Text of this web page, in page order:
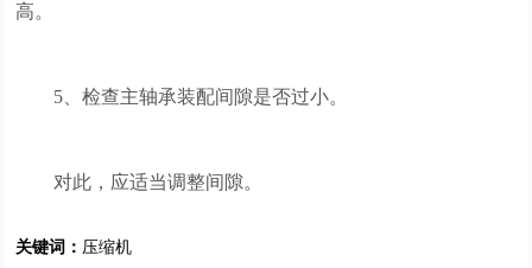
高。
5、检查主轴承装配间隙是否过小。
对此，应适当调整间隙。
关键词： 压缩机